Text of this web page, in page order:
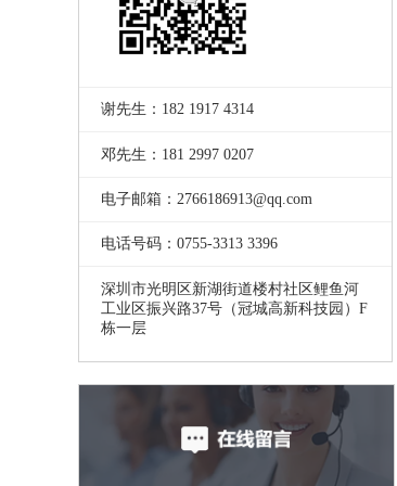
谢先生：182 1917 4314
邓先生：181 2997 0207
电子邮箱：2766186913@qq.com
电话号码：0755-3313 3396
深圳市光明区新湖街道楼村社区鲤鱼河
工业区振兴路37号（冠城高新科技园）F
栋一层